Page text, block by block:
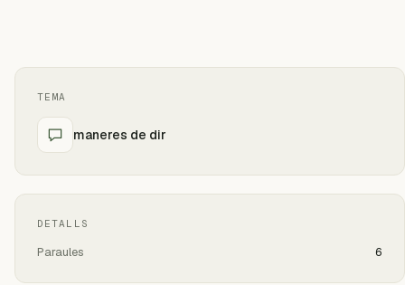
TEMA
maneres de dir
DETALLS
Paraules 6